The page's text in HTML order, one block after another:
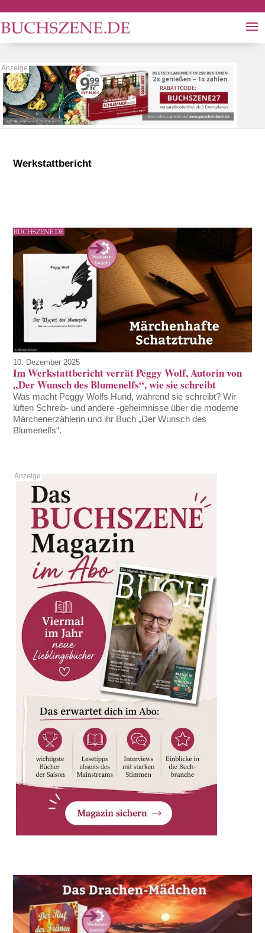
Werkstattbericht
10. Dezember 2025
Im Werkstattbericht verrät Peggy Wolf, Autorin von
„Der Wunsch des Blumenelfs“, wie sie schreibt
Was macht Peggy Wolfs Hund, während sie schreibt? Wir
lüften Schreib- und andere -geheimnisse über die moderne
Märchenerzählerin und ihr Buch „Der Wunsch des
Blumenelfs“.